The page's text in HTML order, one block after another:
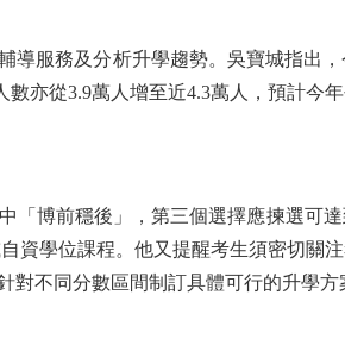
服務及分析升學趨勢。吳寶城指出
亦從3.9萬人增至近4.3萬人，預計今
博前穩後」，第三個選擇應揀選可達
資學位課程。他又提醒考生須密切
不同分數區間制訂具體可行的升學方